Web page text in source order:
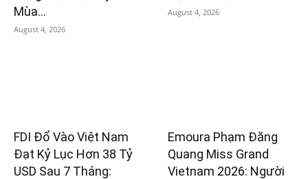
Mùa...
August 4, 2026
August 4, 2026
FDI Đổ Vào Việt Nam
Đạt Kỷ Lục Hơn 38 Tỷ
USD Sau 7 Tháng:
Emoura Phạm Đăng
Quang Miss Grand
Vietnam 2026: Người